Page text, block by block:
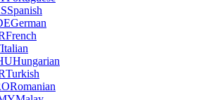
Spanish
German
French
Italian
Hungarian
Turkish
Romanian